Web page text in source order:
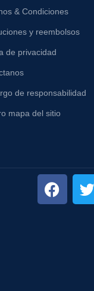
& Condiciones
y reembolsos
de privacidad
de responsabilidad
mapa del sitio